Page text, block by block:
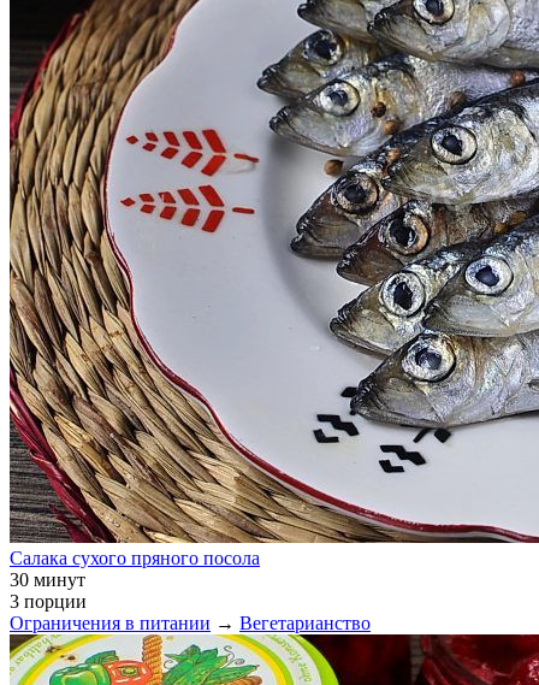
Салака сухого пряного посола
30 минут
3 порции
Ограничения в питании → Вегетарианство